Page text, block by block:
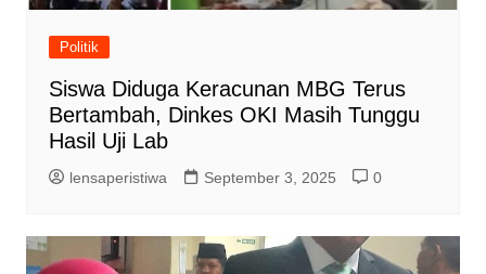
Politik
‎Siswa Diduga Keracunan MBG Terus
Bertambah, Dinkes OKI Masih Tunggu
Hasil Uji Lab
lensaperistiwa September 3, 2025 0